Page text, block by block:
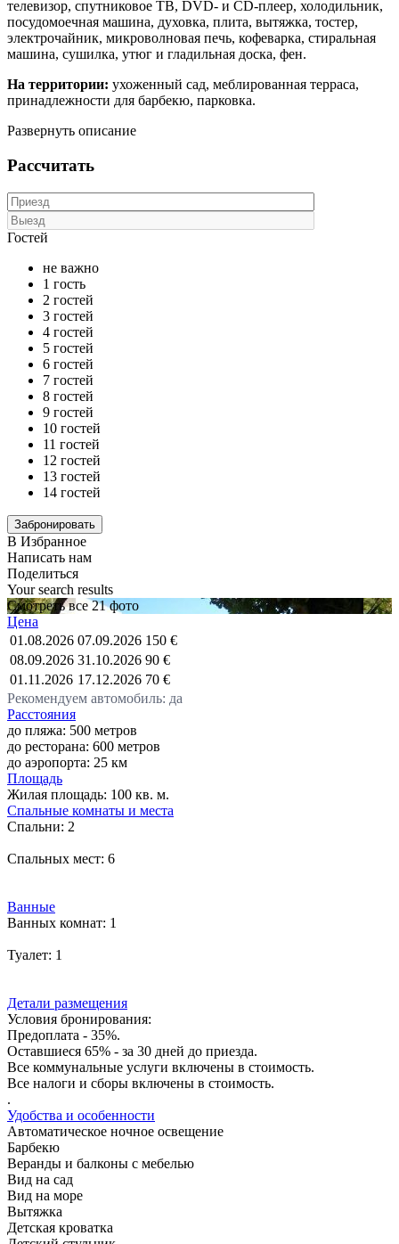
телевизор, спутниковое ТВ, DVD- и CD-плеер, холодильник,
посудомоечная машина, духовка, плита, вытяжка, тостер,
электрочайник, микроволновая печь, кофеварка, стиральная
машина, сушилка, утюг и гладильная доска, фен.
На территории: ухоженный сад, меблированная терраса,
принадлежности для барбекю, парковка.
Развернуть описание
Рассчитать
Гостей
не важно
1 гость
2 гостей
3 гостей
4 гостей
5 гостей
6 гостей
7 гостей
8 гостей
9 гостей
10 гостей
11 гостей
12 гостей
13 гостей
14 гостей
В Избранное
Написать нам
Поделиться
Your search results
Смотреть все 21 фото
Цена
01.08.2026 07.09.2026 150 €
08.09.2026 31.10.2026 90 €
01.11.2026 17.12.2026 70 €
Рекомендуем автомобиль: да
Расстояния
до пляжа: 500 метров
до ресторана: 600 метров
до аэропорта: 25 км
Площадь
Жилая площадь: 100 кв. м.
Спальные комнаты и места
Спальни: 2
Спальных мест: 6
Ванные
Ванных комнат: 1
Туалет: 1
Детали размещения
Условия бронирования:
Предоплата - 35%.
Оставшиеся 65% - за 30 дней до приезда.
Все коммунальные услуги включены в стоимость.
Все налоги и сборы включены в стоимость.
.
Удобства и особенности
Автоматическое ночное освещение
Барбекю
Веранды и балконы с мебелью
Вид на сад
Вид на море
Вытяжка
Детская кроватка